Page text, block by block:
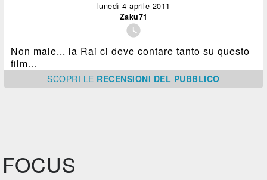
lunedì 4 aprile 2011
Zaku71

Non male... la Rai ci deve contare tanto su questo
film...
SCOPRI LE RECENSIONI DEL PUBBLICO
FOCUS